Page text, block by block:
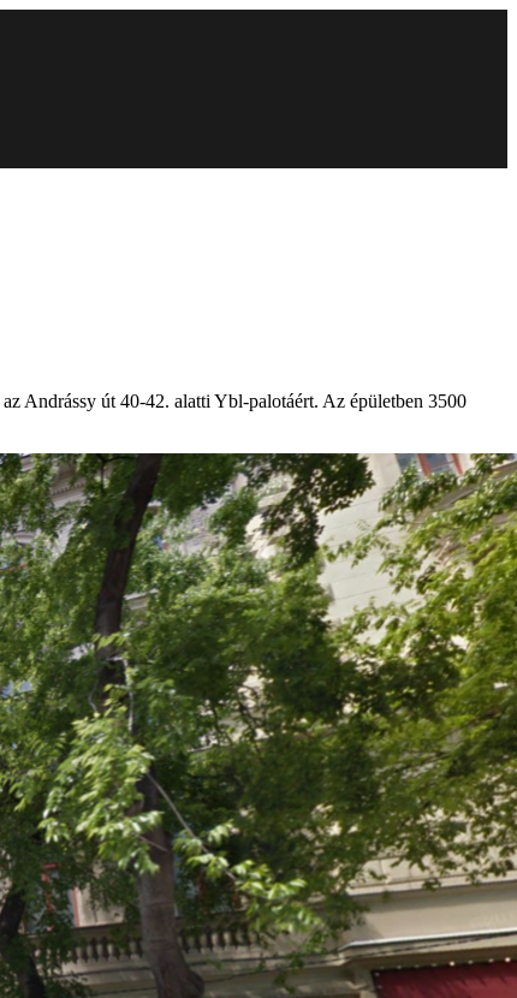
Andrássy út 40-42. alatti Ybl-palotáért. Az épületben 3500